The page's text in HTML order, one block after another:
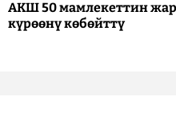
АКШ 50 мамлекеттин
күрөөнү көбөйттү